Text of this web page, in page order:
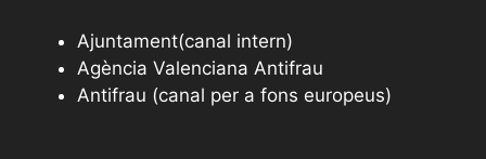
Ajuntament(canal intern)
Agència Valenciana Antifrau
Antifrau (canal per a fons europeus)